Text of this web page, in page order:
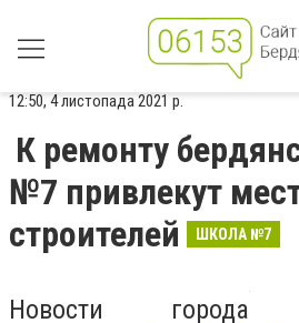
12:50, 4 листопада 2021 р.
К ремонту
№7 привлекут
строителей
ШКОЛА №7
Новости